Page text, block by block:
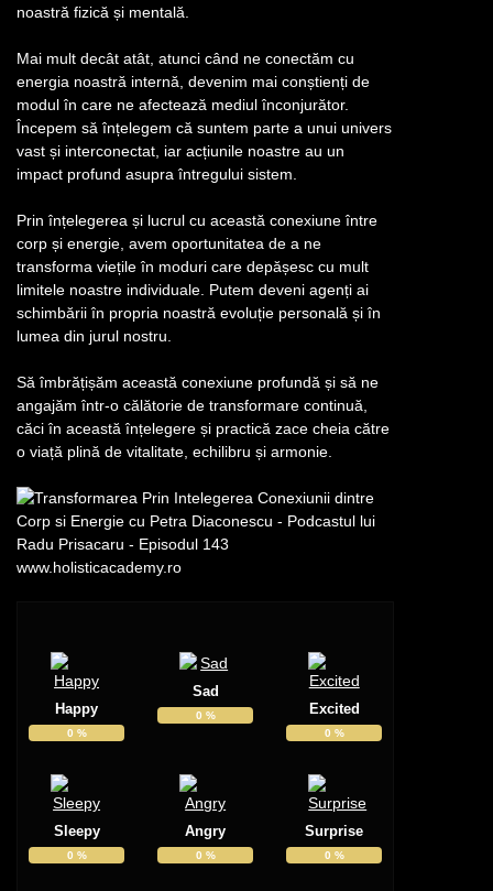
noastră fizică și mentală.
Mai mult decât atât, atunci când ne conectăm cu
energia noastră internă, devenim mai conștienți de
modul în care ne afectează mediul înconjurător.
Începem să înțelegem că suntem parte a unui univers
vast și interconectat, iar acțiunile noastre au un
impact profund asupra întregului sistem.
Prin înțelegerea și lucrul cu această conexiune între
corp și energie, avem oportunitatea de a ne
transforma viețile în moduri care depășesc cu mult
limitele noastre individuale. Putem deveni agenți ai
schimbării în propria noastră evoluție personală și în
lumea din jurul nostru.
Să îmbrățișăm această conexiune profundă și să ne
angajăm într-o călătorie de transformare continuă,
căci în această înțelegere și practică zace cheia către
o viață plină de vitalitate, echilibru și armonie.
Happy
0 %
Sad
0 % Excited
0 %
Sleepy
0 %
Angry
0 %
Surprise
0 %